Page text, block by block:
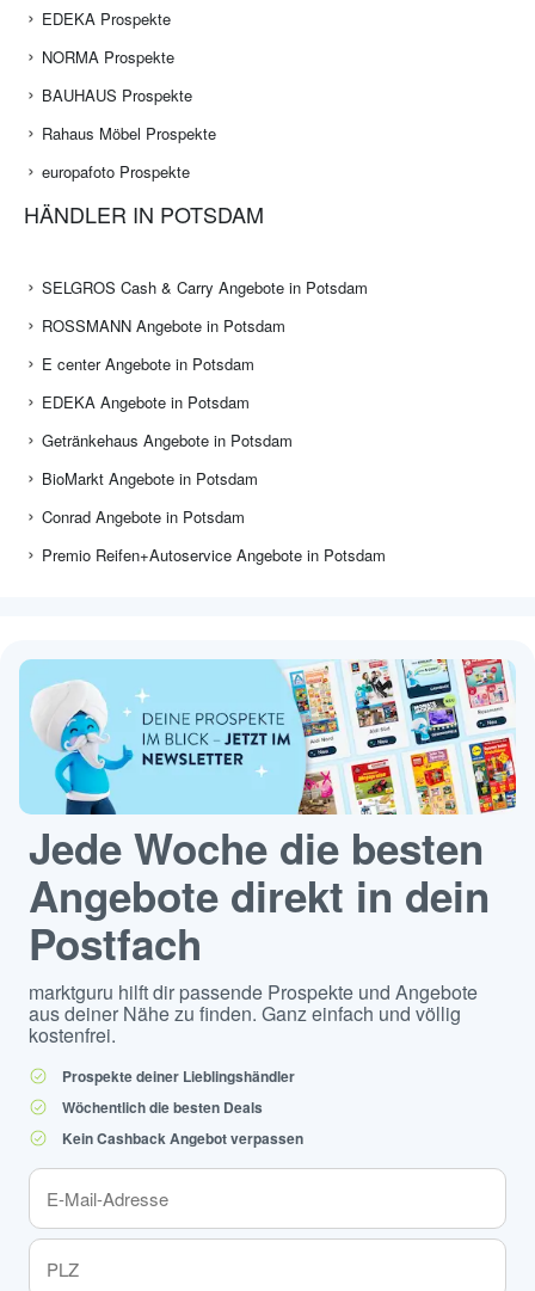
EDEKA Prospekte
NORMA Prospekte
BAUHAUS Prospekte
Rahaus Möbel Prospekte
europafoto Prospekte
HÄNDLER IN POTSDAM
SELGROS Cash & Carry Angebote in Potsdam
ROSSMANN Angebote in Potsdam
E center Angebote in Potsdam
EDEKA Angebote in Potsdam
Getränkehaus Angebote in Potsdam
BioMarkt Angebote in Potsdam
Conrad Angebote in Potsdam
Premio Reifen+Autoservice Angebote in Potsdam
Jede Woche die besten
Angebote direkt in dein
Postfach
marktguru hilft dir passende Prospekte und Angebote
aus deiner Nähe zu finden. Ganz einfach und völlig
kostenfrei.
Prospekte deiner Lieblingshändler
Wöchentlich die besten Deals
Kein Cashback Angebot verpassen